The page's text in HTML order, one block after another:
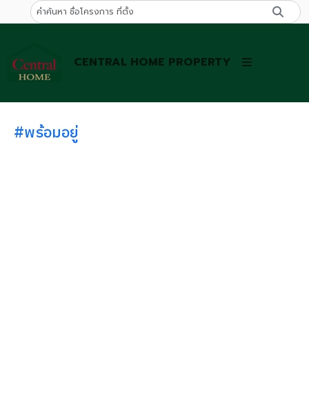
CENTRAL HOME PROPERTY
#พร้อมอยู่